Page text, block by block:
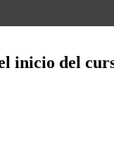
inicio del